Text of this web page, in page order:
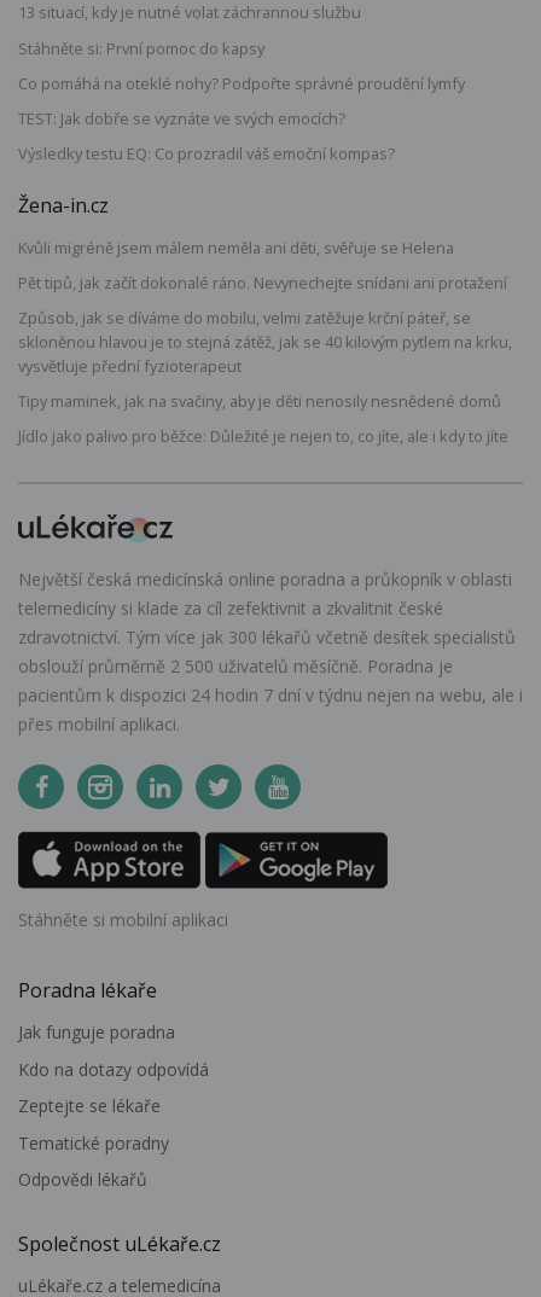
13 situací, kdy je nutné volat záchrannou službu
Stáhněte si: První pomoc do kapsy
Co pomáhá na oteklé nohy? Podpořte správné proudění lymfy
TEST: Jak dobře se vyznáte ve svých emocích?
Výsledky testu EQ: Co prozradil váš emoční kompas?
Žena-in.cz
Kvůli migréně jsem málem neměla ani děti, svěřuje se Helena
Pět tipů, jak začít dokonalé ráno. Nevynechejte snídani ani protažení
Způsob, jak se díváme do mobilu, velmi zatěžuje krční páteř, se
skloněnou hlavou je to stejná zátěž, jak se 40 kilovým pytlem na krku,
vysvětluje přední fyzioterapeut
Tipy maminek, jak na svačiny, aby je děti nenosily nesnědené domů
Jídlo jako palivo pro běžce: Důležité je nejen to, co jíte, ale i kdy to jíte
Největší česká medicínská online poradna a průkopník v oblasti
telemedicíny si klade za cíl zefektivnit a zkvalitnit české
zdravotnictví. Tým více jak 300 lékařů včetně desítek specialistů
obslouží průměrně 2 500 uživatelů měsíčně. Poradna je
pacientům k dispozici 24 hodin 7 dní v týdnu nejen na webu, ale i
přes mobilní aplikaci.
Stáhněte si mobilní aplikaci
Poradna lékaře
Jak funguje poradna
Kdo na dotazy odpovídá
Zeptejte se lékaře
Tematické poradny
Odpovědi lékařů
Společnost uLékaře.cz
uLékaře.cz a telemedicína